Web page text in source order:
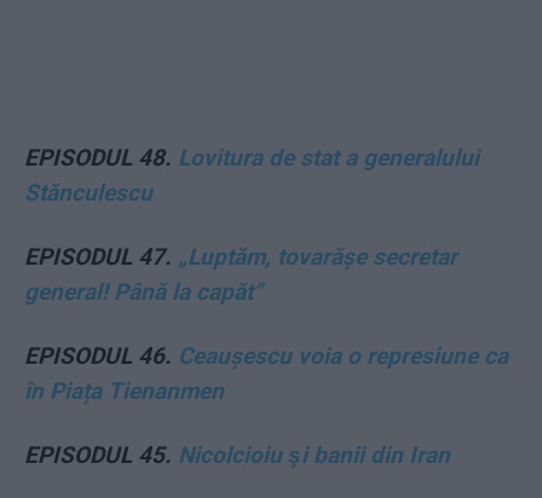
EPISODUL 48. Lovitura de stat a generalului
Stănculescu
EPISODUL 47. „Luptăm, tovarășe secretar
general! Până la capăt”
EPISODUL 46. Ceaușescu voia o represiune ca
în Piața Tienanmen
EPISODUL 45. Nicolcioiu şi banii din Iran